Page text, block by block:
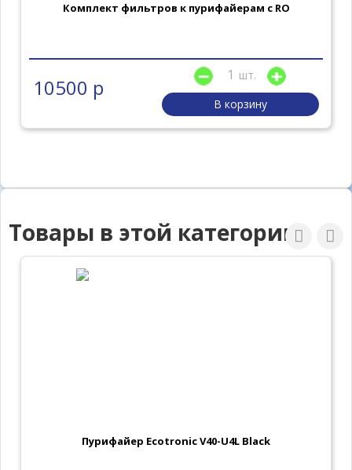
Комплект фильтров к пурифайерам с RO
10500 р
шт.
В корзину
Товары в этой категории
Пурифайер Ecotronic V40-U4L Black